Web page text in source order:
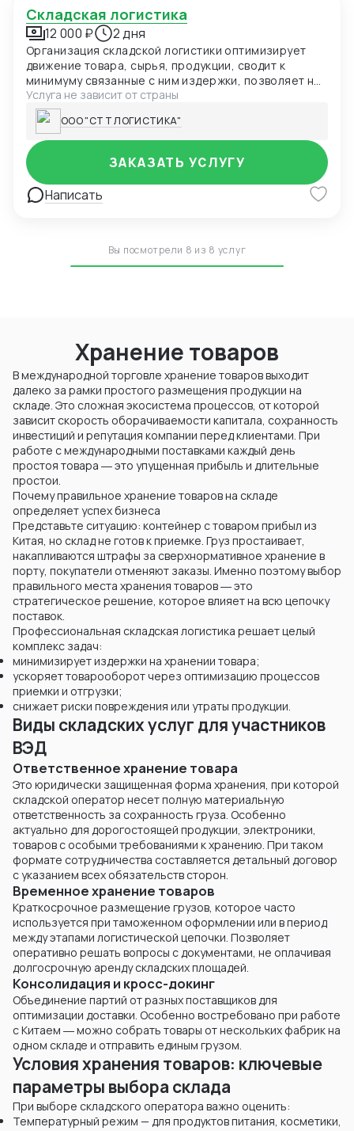
Складская логистика
12 000 ₽ 2 дня
Организация складской логистики оптимизирует
движение товара, сырья, продукции, сводит к
минимуму связанные с ним издержки, позволяет не
отвлекаться от основных бизнес-процессов. «СТТ
Логистика» работает как оператор полного цикла и
оказывает весь спектр услуг по хранению,
обработке, транспортировке грузов, их
таможенному оформлению.
Услуга не зависит от страны
ООО "СТТ ЛОГИСТИКА"
Написать
ЗАКАЗАТЬ УСЛУГУ
Вы посмотрели 8 из 8 услуг
Хранение товаров
В международной торговле хранение товаров выходит
далеко за рамки простого размещения продукции на
складе. Это сложная экосистема процессов, от которой
зависит скорость оборачиваемости капитала, сохранность
инвестиций и репутация компании перед клиентами. При
работе с международными поставками каждый день
простоя товара ― это упущенная прибыль и длительные
простои.
Почему правильное хранение товаров на складе
определяет успех бизнеса
Представьте ситуацию: контейнер с товаром прибыл из
Китая, но склад не готов к приемке. Груз простаивает,
накапливаются штрафы за сверхнормативное хранение в
порту, покупатели отменяют заказы. Именно поэтому выбор
правильного места хранения товаров ― это
стратегическое решение, которое влияет на всю цепочку
поставок.
Профессиональная складская логистика решает целый
комплекс задач:
минимизирует издержки на хранении товара;
ускоряет товарооборот через оптимизацию процессов
приемки и отгрузки;
снижает риски повреждения или утраты продукции.
Виды складских услуг для участников
ВЭД
Ответственное хранение товара
Это юридически защищенная форма хранения, при которой
складской оператор несет полную материальную
ответственность за сохранность груза. Особенно
актуально для дорогостоящей продукции, электроники,
товаров с особыми требованиями к хранению. При таком
формате сотрудничества составляется детальный договор
с указанием всех обязательств сторон.
Временное хранение товаров
Краткосрочное размещение грузов, которое часто
используется при таможенном оформлении или в период
между этапами логистической цепочки. Позволяет
оперативно решать вопросы с документами, не оплачивая
долгосрочную аренду складских площадей.
Консолидация и кросс-докинг
Объединение партий от разных поставщиков для
оптимизации доставки. Особенно востребовано при работе
с Китаем ― можно собрать товары от нескольких фабрик на
одном складе и отправить единым грузом.
Условия хранения товаров: ключевые
параметры выбора склада
При выборе складского оператора важно оценить:
Температурный режим — для продуктов питания, косметики,